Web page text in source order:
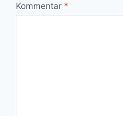
Kommentar *